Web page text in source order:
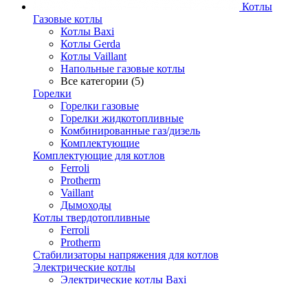
Котлы
Газовые котлы
Котлы Baxi
Котлы Gerda
Котлы Vaillant
Напольные газовые котлы
Все категории (5)
Горелки
Горелки газовые
Горелки жидкотопливные
Комбинированные газ/дизель
Комплектующие
Комплектующие для котлов
Ferroli
Protherm
Vaillant
Дымоходы
Котлы твердотопливные
Ferroli
Protherm
Стабилизаторы напряжения для котлов
Электрические котлы
Электрические котлы Baxi